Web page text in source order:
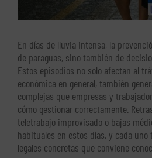
En días de lluvia intensa, la
de paraguas, sino también de
Estos episodios no solo afectan al
económica en general, también
complejas que empresas y
cómo gestionar correctamente.
teletrabajo improvisado o bajas
habituales en estos días, y cada
legales concretas que conviene